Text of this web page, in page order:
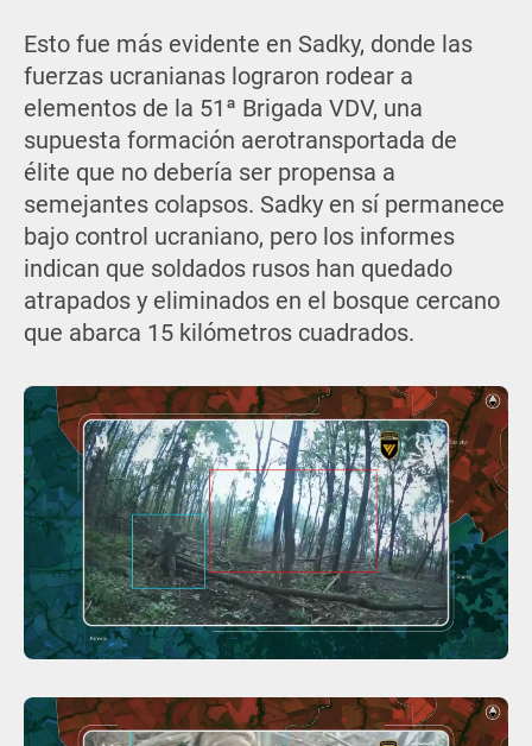
Esto fue más evidente en Sadky, donde las
fuerzas ucranianas lograron rodear a
elementos de la 51ª Brigada VDV, una
supuesta formación aerotransportada de
élite que no debería ser propensa a
semejantes colapsos. Sadky en sí permanece
bajo control ucraniano, pero los informes
indican que soldados rusos han quedado
atrapados y eliminados en el bosque cercano
que abarca 15 kilómetros cuadrados.